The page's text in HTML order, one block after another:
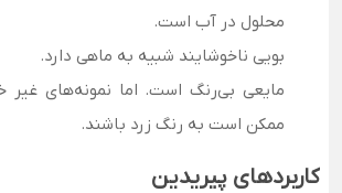
محلول در آب است.
بویی ناخوشایند شبیه به ماهی دارد.
مایعی بی‌رنگ است. اما نمونه‌های غیر
ممکن است به رنگ زرد باشند.
کاربردهای پیریدین